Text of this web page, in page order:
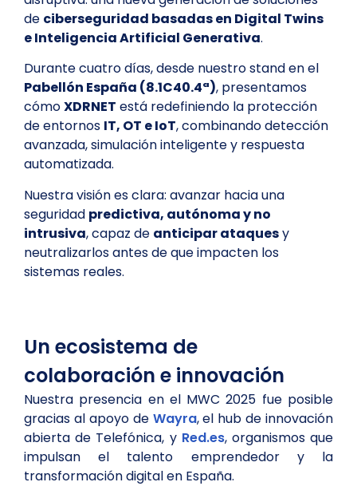
de ciberseguridad basadas en Digital Twins
e Inteligencia Artificial Generativa.
Durante cuatro días, desde nuestro stand en el
Pabellón España (8.1C40.4ª), presentamos
cómoXDRNET está redefiniendo la protección
de entornos IT, OT e IoT, combinando detección
avanzada, simulación inteligente y respuesta
automatizada.
Nuestra visión es clara: avanzar hacia una
seguridad predictiva, autónoma y no
intrusiva, capaz de anticipar ataquesy
neutralizarlos antes de que impacten los
sistemas reales.
Un ecosistema de
colaboración e innovación
Nuestra presencia en el MWC 2025 fue posible
gracias al apoyo de Wayra, el hub de innovación
abierta de Telefónica, y Red.es, organismos que
impulsan el talento emprendedor y la
transformación digital en España.